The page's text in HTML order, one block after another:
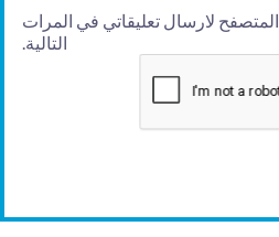
لارسال تعليقاتي في المرات
التالية.